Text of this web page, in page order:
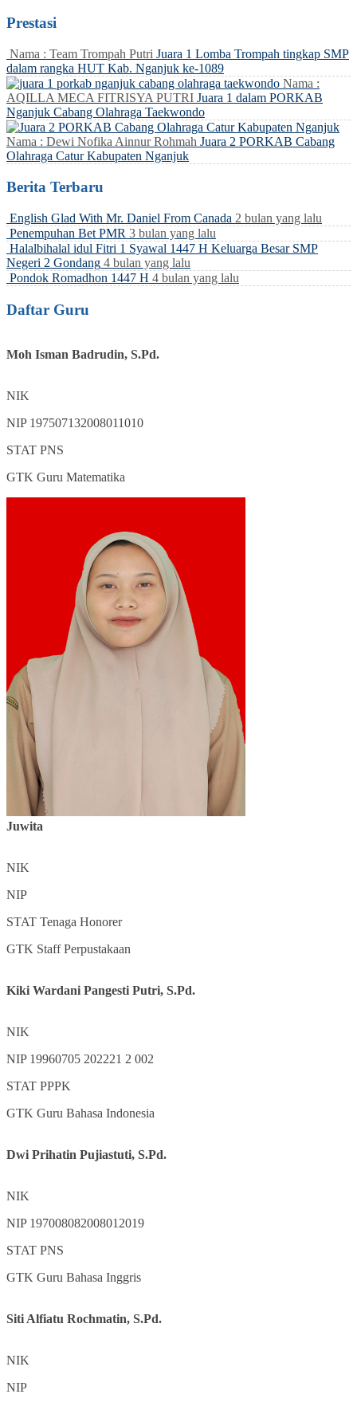
Prestasi
Nama : Team Trompah Putri Juara 1 Lomba Trompah tingkap SMP
dalam rangka HUT Kab. Nganjuk ke-1089
Nama :
AQILLA MECA FITRISYA PUTRI Juara 1 dalam PORKAB
Nganjuk Cabang Olahraga Taekwondo
Nama : Dewi Nofika Ainnur Rohmah Juara 2 PORKAB Cabang
Olahraga Catur Kabupaten Nganjuk
Berita Terbaru
English Glad With Mr. Daniel From Canada 2 bulan yang lalu
Penempuhan Bet PMR 3 bulan yang lalu
Halalbihalal idul Fitri 1 Syawal 1447 H Keluarga Besar SMP
Negeri 2 Gondang 4 bulan yang lalu
Pondok Romadhon 1447 H 4 bulan yang lalu
Daftar Guru
Moh Isman Badrudin, S.Pd.
NIK
NIP 197507132008011010
STAT PNS
GTK Guru Matematika
Juwita
NIK
NIP
STAT Tenaga Honorer
GTK Staff Perpustakaan
Kiki Wardani Pangesti Putri, S.Pd.
NIK
NIP 19960705 202221 2 002
STAT PPPK
GTK Guru Bahasa Indonesia
Dwi Prihatin Pujiastuti, S.Pd.
NIK
NIP 197008082008012019
STAT PNS
GTK Guru Bahasa Inggris
Siti Alfiatu Rochmatin, S.Pd.
NIK
NIP